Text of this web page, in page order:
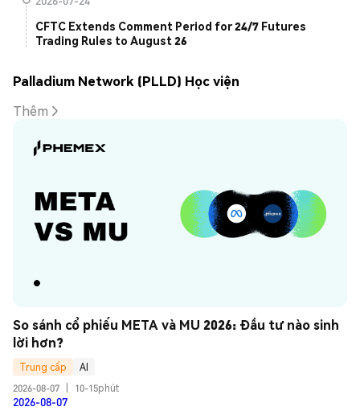
CFTC Extends Comment Period for 24/7 Futures
Trading Rules to August 26
Palladium Network (PLLD) Học viện
Thêm
So sánh cổ phiếu META và MU 2026: Đầu tư nào sinh
lời hơn?
Trung cấp
AI
2026-08-07
10-15phút
2026-08-07